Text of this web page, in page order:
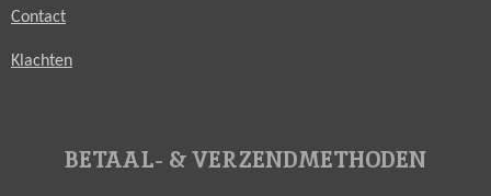
Contact
Klachten
BETAAL- & VERZENDMETHODEN